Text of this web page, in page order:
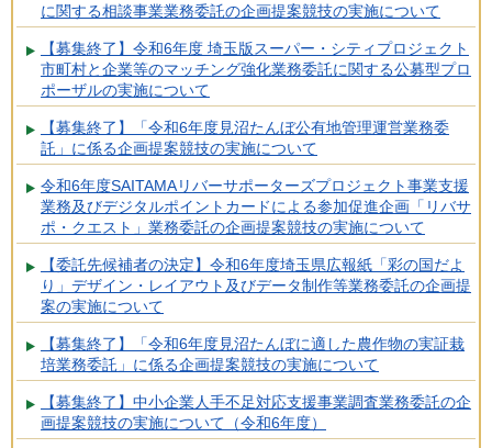
に関する相談事業業務委託の企画提案競技の実施について
【募集終了】令和6年度 埼玉版スーパー・シティプロジェクト
市町村と企業等のマッチング強化業務委託に関する公募型プロ
ポーザルの実施について
【募集終了】「令和6年度見沼たんぼ公有地管理運営業務委
託」に係る企画提案競技の実施について
令和6年度SAITAMAリバーサポーターズプロジェクト事業支援
業務及びデジタルポイントカードによる参加促進企画「リバサ
ポ・クエスト」業務委託の企画提案競技の実施について
【委託先候補者の決定】令和6年度埼玉県広報紙「彩の国だよ
り」デザイン・レイアウト及びデータ制作等業務委託の企画提
案の実施について
【募集終了】「令和6年度見沼たんぼに適した農作物の実証栽
培業務委託」に係る企画提案競技の実施について
【募集終了】中小企業人手不足対応支援事業調査業務委託の企
画提案競技の実施について（令和6年度）